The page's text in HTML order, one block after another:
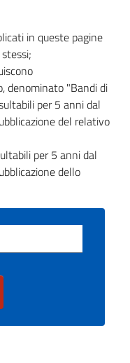
in queste pagine
denominato "Bandi di
per 5 anni dal
del relativo
per 5 anni dal
dello